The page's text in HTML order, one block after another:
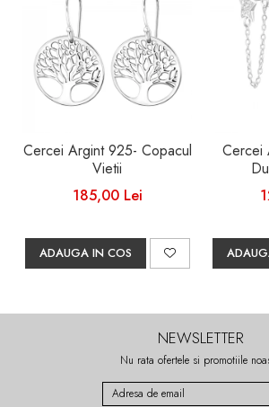
Cercei Argint 925- Copacul
Vietii
185,00 Lei
ADAUGA IN COS
Cercei
NEWSLETTER
Nu rata ofertele si promotiile